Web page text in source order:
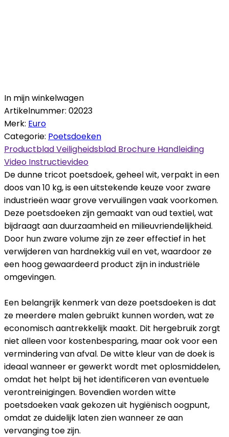
In mijn winkelwagen
Artikelnummer: 02023
Merk: Euro
Categorie: Poetsdoeken
ProductbladVeiligheidsblad Brochure Handleiding
Video Instructievideo
De dunne tricot poetsdoek, geheel wit, verpakt in een
doos van 10 kg, is een uitstekende keuze voor zware
industrieën waar grove vervuilingen vaak voorkomen.
Deze poetsdoeken zijn gemaakt van oud textiel, wat
bijdraagt aan duurzaamheid en milieuvriendelijkheid.
Door hun zware volume zijn ze zeer effectief in het
verwijderen van hardnekkig vuil en vet, waardoor ze
een hoog gewaardeerd product zijn in industriële
omgevingen.
Een belangrijk kenmerk van deze poetsdoeken is dat
ze meerdere malen gebruikt kunnen worden, wat ze
economisch aantrekkelijk maakt. Dit hergebruik zorgt
niet alleen voor kostenbesparing, maar ook voor een
vermindering van afval. De witte kleur van de doek is
ideaal wanneer er gewerkt wordt met oplosmiddelen,
omdat het helpt bij het identificeren van eventuele
verontreinigingen. Bovendien worden witte
poetsdoeken vaak gekozen uit hygiënisch oogpunt,
omdat ze duidelijk laten zien wanneer ze aan
vervanging toe zijn.